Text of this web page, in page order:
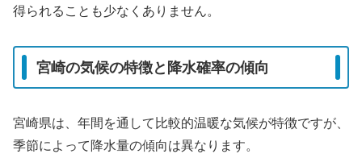
得られることも少なくありません。
宮崎の気候の特徴と降水確率の傾向
宮崎県は、年間を通して比較的温暖な気候が特徴ですが、
季節によって降水量の傾向は異なります。